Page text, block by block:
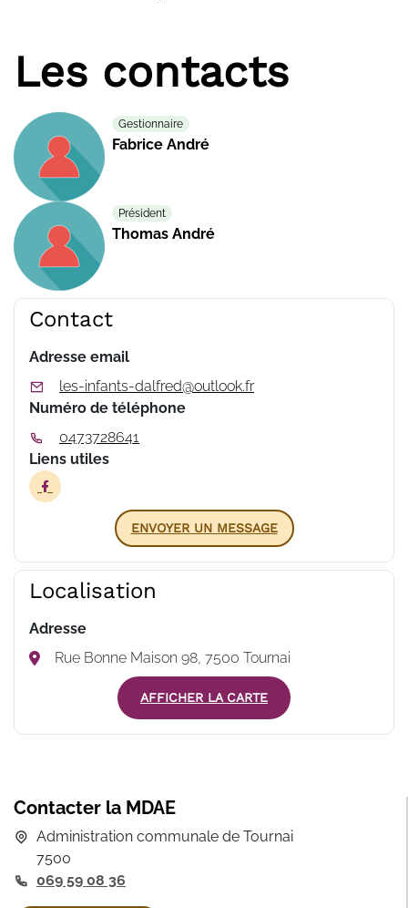
Les contacts
Gestionnaire
Fabrice André
Président
Thomas André
Contact
Adresse email
les-infants-dalfred@outlook.fr
Numéro de téléphone
0473728641
Liens utiles
ENVOYER UN MESSAGE
Localisation
Adresse
Rue Bonne Maison 98, 7500 Tournai
AFFICHER LA CARTE
Contacter la MDAE
Administration communale de Tournai
7500
069 59 08 36